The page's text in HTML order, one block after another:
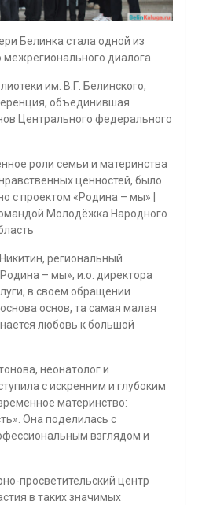
Белинка стала одной из
диалога.
им. В.Г. Белинского,
объединившая
Центрального федерального
роли семьи и материнства
ценностей, было
с проектом «Родина – мы» |
Молодёжка Народного
региональный
– мы», и.о. директора
в своем обращении
основ, та самая малая
любовь к большой
неонатолог и
с искренним и глубоким
материнство:
Она поделилась с
взглядом и
просветительский центр
в таких значимых